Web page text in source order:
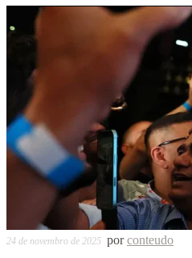
24 de novembro de 2025 porconteudo